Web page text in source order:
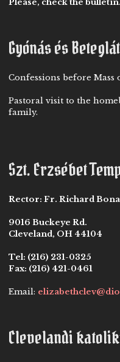
Gyónás és
Confessions before Mass
Pastoral visit to the
family.
Szt. Erzsébet
Rector: Fr. Richard Bona
9016 Buckeye Rd.
Cleveland, OH 44104
Tel: (216) 231-0325
Fax: (216) 421-0461
Email:
Clevelandi